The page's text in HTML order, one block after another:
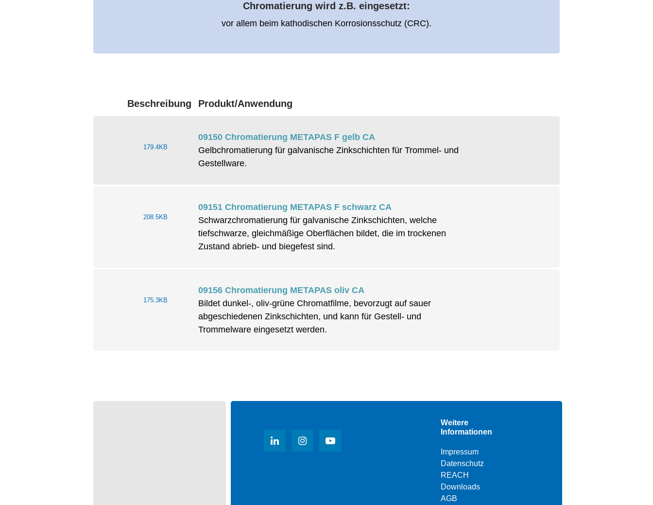
Chromatierung wird z.B. eingesetzt:
vor allem beim kathodischen Korrosionsschutz (CRC).
Beschreibung Produkt/Anwendung
179.4KB
09150 Chromatierung METAPAS F gelb CA
Gelbchromatierung für galvanische Zinkschichten für Trommel- und
Gestellware.
208.5KB
09151 Chromatierung METAPAS F schwarz CA
Schwarzchromatierung für galvanische Zinkschichten, welche
tiefschwarze, gleichmäßige Oberflächen bildet, die im trockenen
Zustand abrieb- und biegefest sind.
175.3KB
09156 Chromatierung METAPAS oliv CA
Bildet dunkel-, oliv-grüne Chromatfilme, bevorzugt auf sauer
abgeschiedenen Zinkschichten, und kann für Gestell- und
Trommelware eingesetzt werden.
Weitere
Informationen
Impressum
Datenschutz
REACH
Downloads
AGB